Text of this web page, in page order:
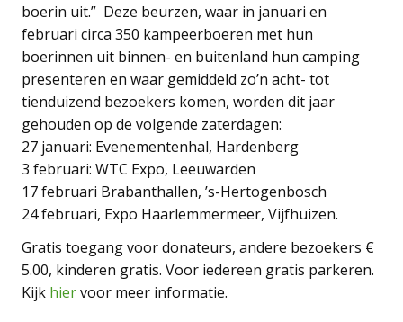
boerin uit.” Deze beurzen, waar in januari en
februari circa 350 kampeerboeren met hun
boerinnen uit binnen- en buitenland hun camping
presenteren en waar gemiddeld zo’n acht- tot
tienduizend bezoekers komen, worden dit jaar
gehouden op de volgende zaterdagen:
27 januari: Evenementenhal, Hardenberg
3 februari: WTC Expo, Leeuwarden
17 februari Brabanthallen, ’s-Hertogenbosch
24 februari, Expo Haarlemmermeer, Vijfhuizen.
Gratis toegang voor donateurs, andere bezoekers €
5.00, kinderen gratis. Voor iedereen gratis parkeren.
Kijk hiervoor meer informatie.